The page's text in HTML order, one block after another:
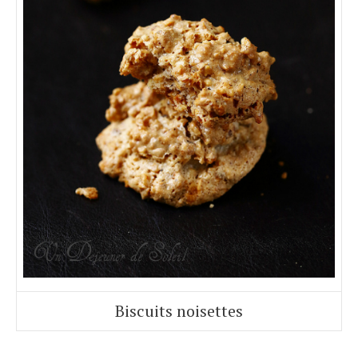
Biscuits noisettes